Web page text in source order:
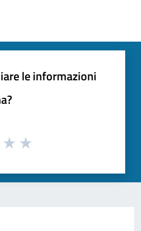
le informazioni